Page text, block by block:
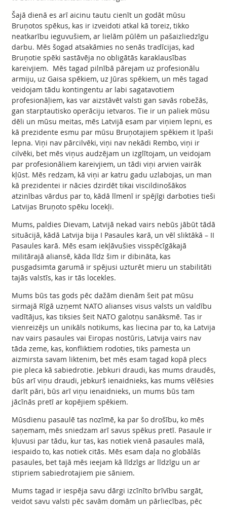
Šajā dienā es arī aicinu tautu cienīt un godāt mūsu
Bruņotos spēkus, kas ir izveidoti atkal kā toreiz, tikko
neatkarību ieguvušiem, ar lielām pūlēm un pašaizliedzīgu
darbu. Mēs šogad atsakāmies no senās tradīcijas, kad
Bruņotie spēki sastāvēja no obligātās karaklausības
kareivjiem. Mēs tagad pilnībā pārejam uz profesionālu
armiju, uz Gaisa spēkiem, uz Jūras spēkiem, un mēs tagad
veidojam tādu kontingentu ar labi sagatavotiem
profesionāļiem, kas var aizstāvēt valsti gan savās robežās,
gan starptautisko operāciju ietvaros. Tie ir un paliek mūsu
dēli un mūsu meitas, mēs Latvijā esam par viņiem lepni, es
kā prezidente esmu par mūsu Bruņotajiem spēkiem it īpaši
lepna. Viņi nav pārcilvēki, viņi nav nekādi Rembo, viņi ir
cilvēki, bet mēs viņus audzējam un izglītojam, un veidojam
par profesionāliem kareivjiem, un tādi viņi arvien vairāk
kļūst. Mēs redzam, kā viņi ar katru gadu uzlabojas, un man
kā prezidentei ir nācies dzirdēt tikai viscildinošākos
atzinības vārdus par to, kādā līmenī ir spējīgi darboties tieši
Latvijas Bruņoto spēku locekļi.
Mums, paldies Dievam, Latvijā nekad vairs nebūs jābūt tādā
situācijā, kādā Latvija bija I Pasaules karā, un vēl sliktākā – II
Pasaules karā. Mēs esam iekļāvušies visspēcīgākajā
militārajā aliansē, kāda līdz šim ir dibināta, kas
pusgadsimta garumā ir spējusi uzturēt mieru un stabilitāti
tajās valstīs, kas ir tās locekles.
Mums būs tas gods pēc dažām dienām šeit pat mūsu
sirmajā Rīgā uzņemt NATO alianses visus valsts un valdību
vadītājus, kas tiksies šeit NATO galotņu sanāksmē. Tas ir
vienreizējs un unikāls notikums, kas liecina par to, ka Latvija
nav vairs pasaules vai Eiropas nostūris, Latvija vairs nav
tāda zeme, kas, konfliktiem rodoties, tiks pamesta un
aizmirsta savam liktenim, bet mēs esam tagad kopā plecs
pie pleca kā sabiedrotie. Jebkuri draudi, kas mums draudēs,
būs arī viņu draudi, jebkurš ienaidnieks, kas mums vēlēsies
darīt pāri, būs arī viņu ienaidnieks, un mums būs tam
jācīnās pretī ar kopējiem spēkiem.
Mūsdienu pasaulē tas nozīmē, ka par šo drošību, ko mēs
saņemam, mēs sniedzam arī savus spēkus pretī. Pasaule ir
kļuvusi par tādu, kur tas, kas notiek vienā pasaules malā,
iespaido to, kas notiek citās. Mēs esam daļa no globālās
pasaules, bet tajā mēs ieejam kā līdzīgs ar līdzīgu un ar
stipriem sabiedrotajiem pie sāniem.
Mums tagad ir iespēja savu dārgi izcīnīto brīvību sargāt,
veidot savu valsti pēc savām domām un pārliecības, pēc